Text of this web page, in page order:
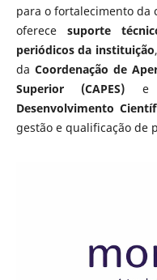
para o fortalecimento da
oferece suporte
periódicos da instituição
da Coordenação de
Superior (CAPES) e
Desenvolvimento
gestão e qualificação de